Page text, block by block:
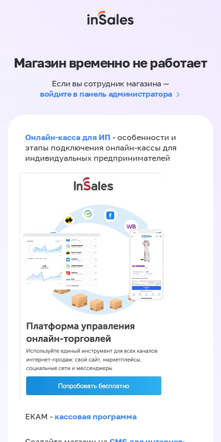
Магазин временно не работает
Если вы сотрудник магазина —
войдите в панель администратора
Онлайн-касса для ИП - особенности и
этапы подключения онлайн-кассы для
индивидуальных предпринимателей
ЕКАМ - кассовая программа